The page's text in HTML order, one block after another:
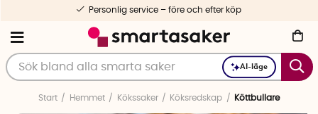
AI-läge
Personlig service – före och efter köp
Start Hemmet Kökssaker Köksredskap Köttbullare